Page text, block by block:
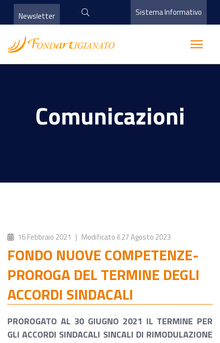
Newsletter Sistema Informativo
Comunicazioni
16 Febbraio 2021 | Modificato il 27 Agosto 2023
FONDO NUOVE COMPETENZE-
PROROGA DEL TERMINE DEGLI
ACCORDI SINDACALI
PROROGATO AL 30 GIUGNO 2021 IL TERMINE PER
GLI ACCORDI SINDACALI SINCALI DI RIMODULAZIONE